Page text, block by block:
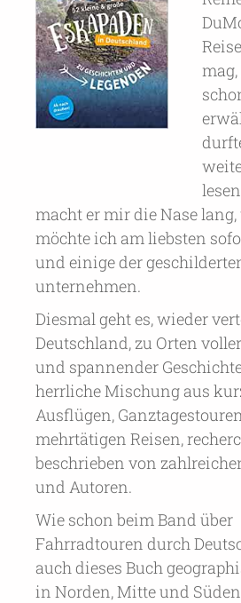
macht er mir die Nase
möchte ich am liebsten
und einige der
unternehmen.
Diesmal geht es, wieder
Deutschland, zu Orten
und spannender
herrliche Mischung aus
Ausflügen,
mehrtätigen Reisen,
beschrieben von
und Autoren.
Wie schon beim Band über
Fahrradtouren durch
auch dieses Buch
in Norden, Mitte und